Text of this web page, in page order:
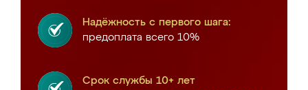
Надёжность с первого шага:
предоплата всего 10%
Срок службы 10+ лет